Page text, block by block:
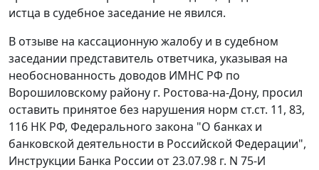
истца в судебное заседание не явился.
В отзыве на кассационную жалобу и в судебном
заседании представитель ответчика, указывая на
необоснованность доводов ИМНС РФ по
Ворошиловскому району г. Ростова-на-Дону, просил
оставить принятое без нарушения норм ст.ст. 11, 83,
116 НК РФ, Федерального закона "О банках и
банковской деятельности в Российской Федерации",
Инструкции Банка России от 23.07.98 г. N 75-И